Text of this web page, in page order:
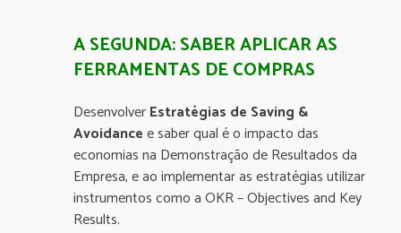
A SEGUNDA: SABER APLICAR AS
FERRAMENTAS DE COMPRAS
DesenvolverEstratégias de Saving &
Avoidancee saber qual é o impacto das
economias na Demonstração de Resultados da
Empresa, e ao implementar as estratégias utilizar
instrumentos como a OKR – Objectives and Key
Results.